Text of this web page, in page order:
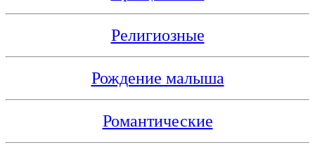
Религиозные
Рождение малыша
Романтические